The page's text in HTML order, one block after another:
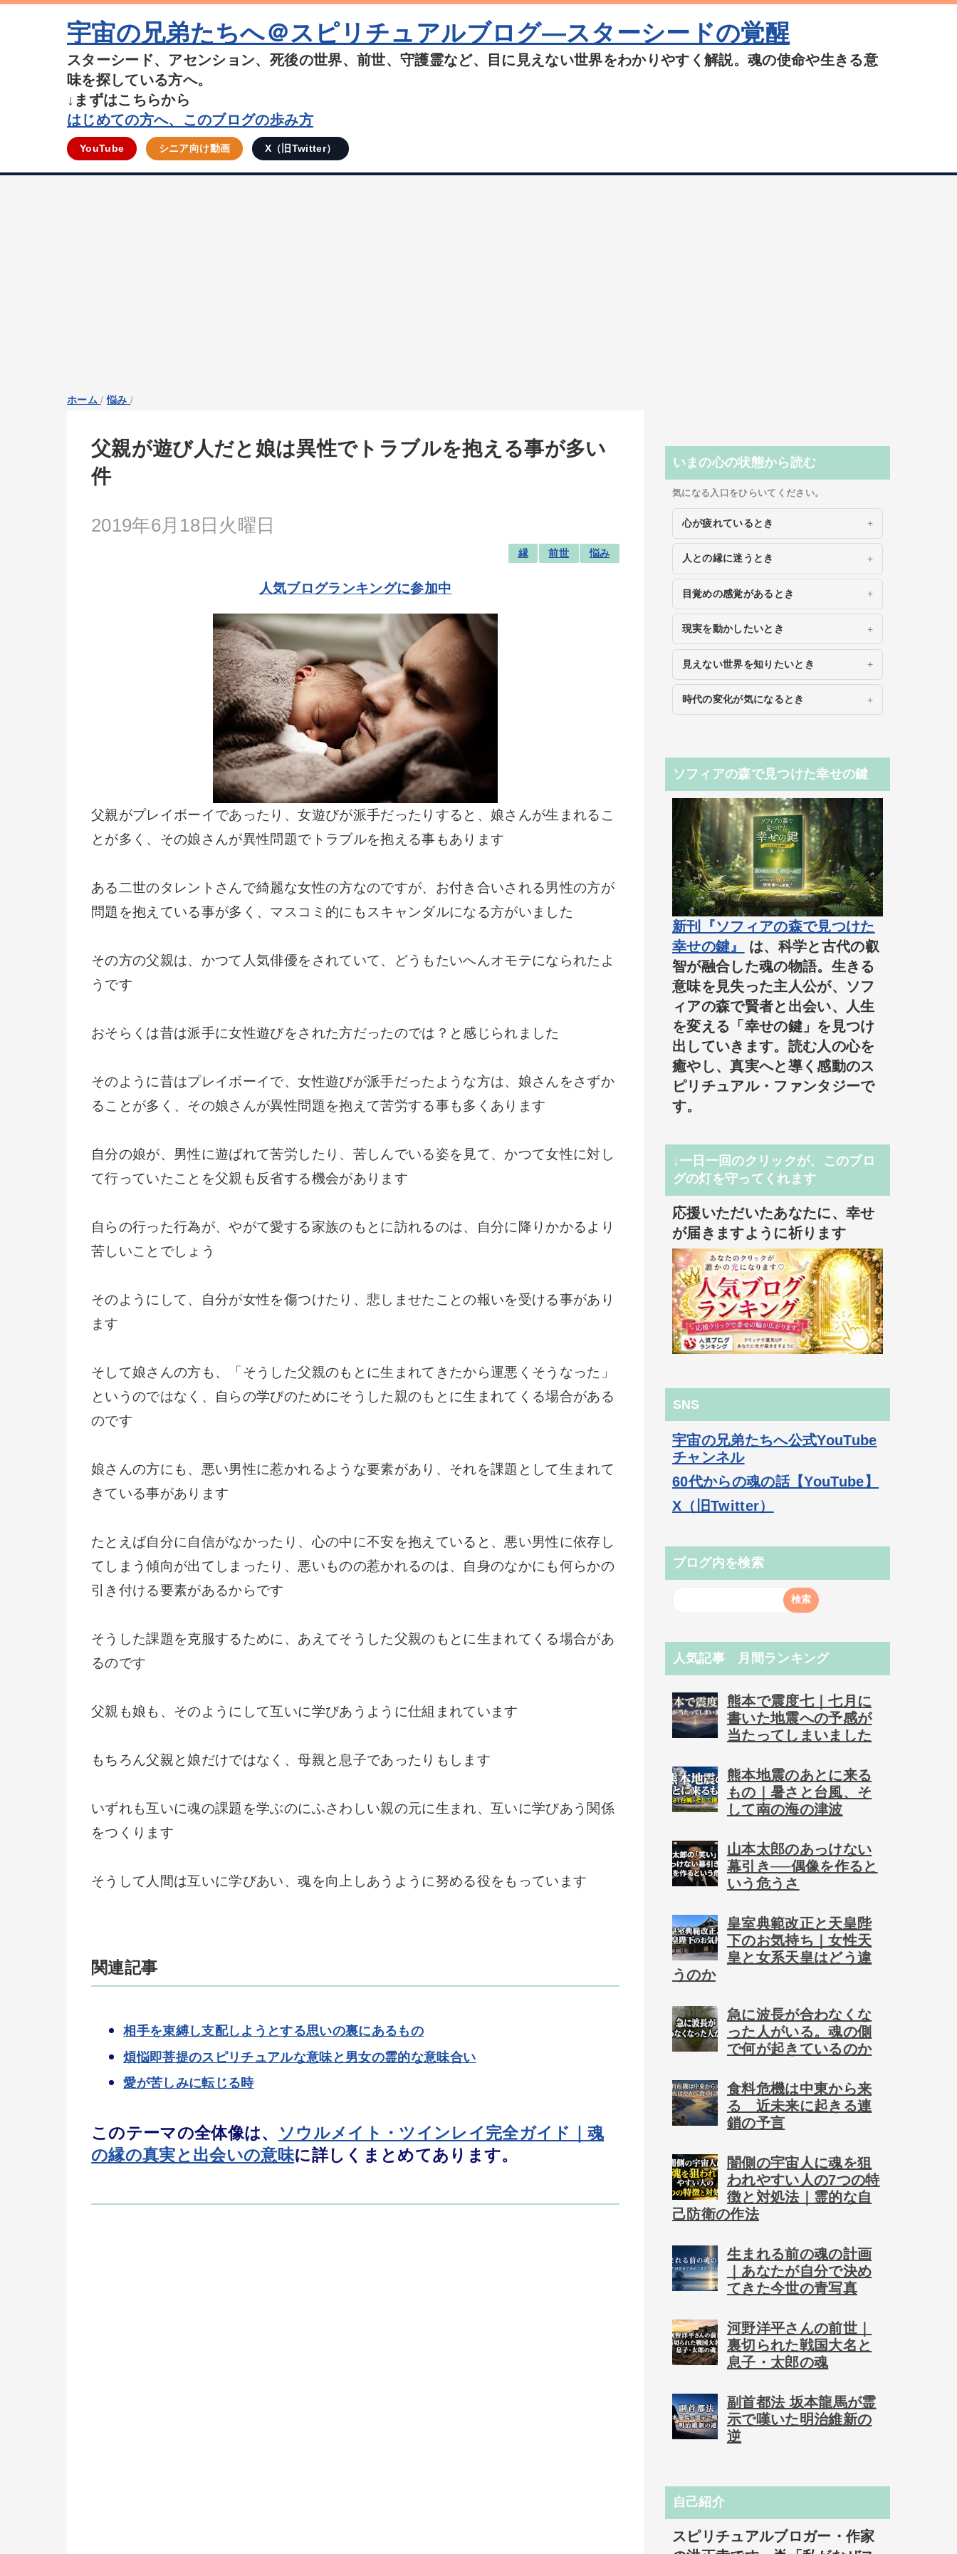
宇宙の兄弟たちへ＠スピリチュアルブログ―スターシードの覚醒
スターシード、アセンション、死後の世界、前世、守護霊など、目に見えない世界をわかりやすく解説。魂の使命や生きる意
味を探している方へ。
↓まずはこちらから
はじめての方へ、このブログの歩み方
YouTube シニア向け動画 X（旧Twitter）
ホーム /悩み /
父親が遊び人だと娘は異性でトラブルを抱える事が多い
件
2019年6月18日火曜日
縁 前世 悩み
人気ブログランキングに参加中
父親がプレイボーイであったり、女遊びが派手だったりすると、娘さんが生まれるこ
とが多く、その娘さんが異性問題でトラブルを抱える事もあります
ある二世のタレントさんで綺麗な女性の方なのですが、お付き合いされる男性の方が
問題を抱えている事が多く、マスコミ的にもスキャンダルになる方がいました
その方の父親は、かつて人気俳優をされていて、どうもたいへんオモテになられたよ
うです
おそらくは昔は派手に女性遊びをされた方だったのでは？と感じられました
そのように昔はプレイボーイで、女性遊びが派手だったような方は、娘さんをさずか
ることが多く、その娘さんが異性問題を抱えて苦労する事も多くあります
自分の娘が、男性に遊ばれて苦労したり、苦しんでいる姿を見て、かつて女性に対し
て行っていたことを父親も反省する機会があります
自らの行った行為が、やがて愛する家族のもとに訪れるのは、自分に降りかかるより
苦しいことでしょう
そのようにして、自分が女性を傷つけたり、悲しませたことの報いを受ける事があり
ます
そして娘さんの方も、「そうした父親のもとに生まれてきたから運悪くそうなった」
というのではなく、自らの学びのためにそうした親のもとに生まれてくる場合がある
のです
娘さんの方にも、悪い男性に惹かれるような要素があり、それを課題として生まれて
きている事があります
たとえば自分に自信がなかったり、心の中に不安を抱えていると、悪い男性に依存し
てしまう傾向が出てしまったり、悪いものの惹かれるのは、自身のなかにも何らかの
引き付ける要素があるからです
そうした課題を克服するために、あえてそうした父親のもとに生まれてくる場合があ
るのです
父親も娘も、そのようにして互いに学びあうように仕組まれています
もちろん父親と娘だけではなく、母親と息子であったりもします
いずれも互いに魂の課題を学ぶのにふさわしい親の元に生まれ、互いに学びあう関係
をつくります
そうして人間は互いに学びあい、魂を向上しあうように努める役をもっています
関連記事
相手を束縛し支配しようとする思いの裏にあるもの
煩悩即菩提のスピリチュアルな意味と男女の霊的な意味合い
愛が苦しみに転じる時
このテーマの全体像は、 ソウルメイト・ツインレイ完全ガイド｜魂
の縁の真実と出会いの意味に詳しくまとめてあります。
いまの心の状態から読む
気になる入口をひらいてください。
心が疲れているとき
人との縁に迷うとき
目覚めの感覚があるとき
現実を動かしたいとき
見えない世界を知りたいとき
時代の変化が気になるとき
ソフィアの森で見つけた幸せの鍵
新刊『ソフィアの森で見つけた
幸せの鍵』
は、科学と古代の叡
智が融合した魂の物語。生きる
意味を見失った主人公が、ソフ
ィアの森で賢者と出会い、人生
を変える「幸せの鍵」を見つけ
出していきます。読む人の心を
癒やし、真実へと導く感動のス
ピリチュアル・ファンタジーで
す。
↓一日一回のクリックが、このブロ
グの灯を守ってくれます
応援いただいたあなたに、幸せ
が届きますように祈ります
SNS
宇宙の兄弟たちへ公式YouTube
チャンネル
60代からの魂の話【YouTube】
X（旧Twitter）
ブログ内を検索
人気記事 月間ランキング
熊本で震度七｜七月に
書いた地震への予感が
当たってしまいました
熊本地震のあとに来る
もの｜暑さと台風、そ
して南の海の津波
山本太郎のあっけない
幕引き──偶像を作ると
いう危うさ
皇室典範改正と天皇陛
下のお気持ち｜女性天
皇と女系天皇はどう違
うのか
急に波長が合わなくな
った人がいる。魂の側
で何が起きているのか
食料危機は中東から来
る 近未来に起きる連
鎖の予言
闇側の宇宙人に魂を狙
われやすい人の7つの特
徴と対処法｜霊的な自
己防衛の作法
生まれる前の魂の計画
｜あなたが自分で決め
てきた今世の青写真
河野洋平さんの前世｜
裏切られた戦国大名と
息子・太郎の魂
副首都法 坂本龍馬が霊
示で嘆いた明治維新の
逆
自己紹介
スピリチュアルブロガー・作家